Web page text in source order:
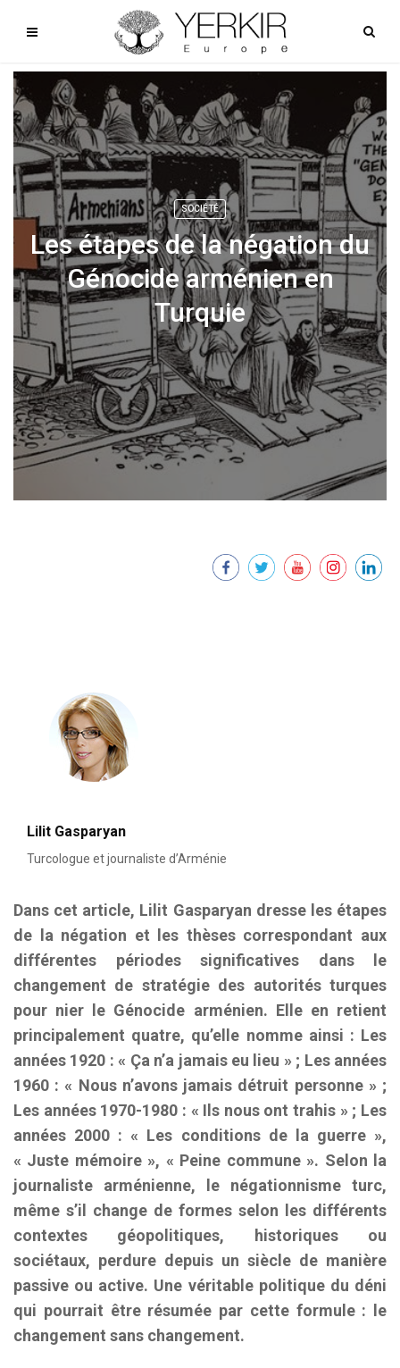
SOCIÉTÉ
Les étapes de la négation du
Génocide arménien en
Turquie
Lilit Gasparyan
Turcologue et journaliste d’Arménie
Dans cet article, Lilit Gasparyan dresse les étapes
de la négation et les thèses correspondant aux
différentes périodes significatives dans le
changement de stratégie des autorités turques
pour nier le Génocide arménien. Elle en retient
principalement quatre, qu’elle nomme ainsi : Les
années 1920 : « Ça n’a jamais eu lieu » ; Les années
1960 : « Nous n’avons jamais détruit personne » ;
Les années 1970-1980 : « Ils nous ont trahis » ; Les
années 2000 : « Les conditions de la guerre »,
« Juste mémoire », « Peine commune ». Selon la
journaliste arménienne, le négationnisme turc,
même s’il change de formes selon les différents
contextes géopolitiques, historiques ou
sociétaux, perdure depuis un siècle de manière
passive ou active. Une véritable politique du déni
qui pourrait être résumée par cette formule : le
changement sans changement.